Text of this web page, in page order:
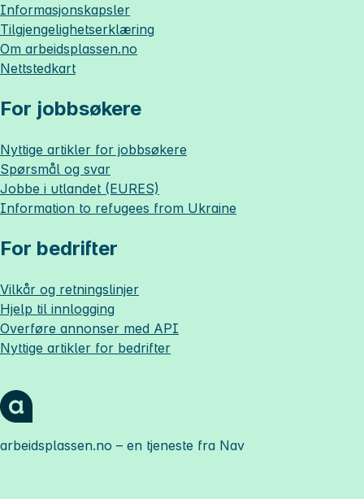
Informasjonskapsler
Tilgjengelighetserklæring
Om arbeidsplassen.no
Nettstedkart
For jobbsøkere
Nyttige artikler for jobbsøkere
Spørsmål og svar
Jobbe i utlandet (EURES)
Information to refugees from Ukraine
For bedrifter
Vilkår og retningslinjer
Hjelp til innlogging
Overføre annonser med API
Nyttige artikler for bedrifter
arbeidsplassen.no – en tjeneste fra Nav